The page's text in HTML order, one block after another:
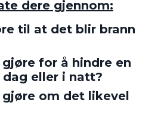
dere gjennom:
til at det blir brann
gjøre for å hindre en
dag eller i natt?
gjøre om det likevel